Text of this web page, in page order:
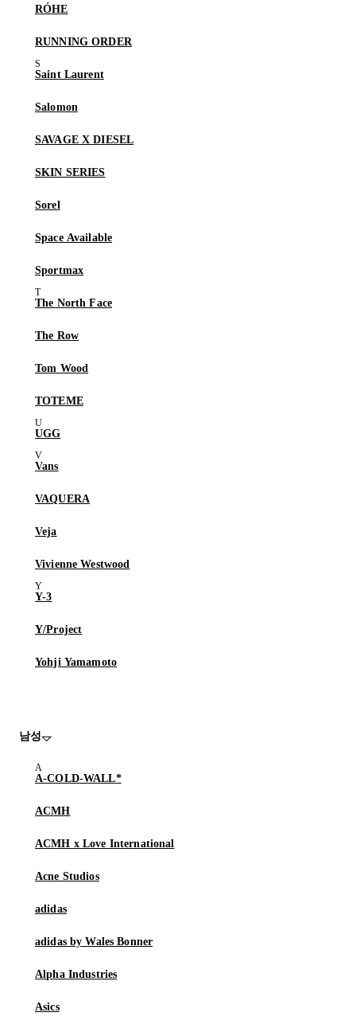
RÓHE
RUNNING ORDER
Saint Laurent
Salomon
SAVAGE X DIESEL
SKIN SERIES
Sorel
Space Available
Sportmax
The North Face
The Row
Tom Wood
TOTEME
UGG
Vans
VAQUERA
Veja
Vivienne Westwood
Y-3
Y/Project
Yohji Yamamoto
남성
A-COLD-WALL*
ACMH
ACMH x Love International
Acne Studios
adidas
adidas by Wales Bonner
Alpha Industries
Asics